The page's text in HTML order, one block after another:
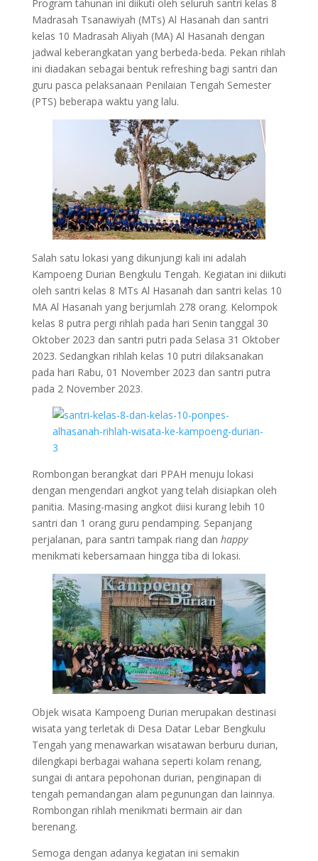
Program tahunan ini diikuti oleh seluruh santri kelas 8
Madrasah Tsanawiyah (MTs) Al Hasanah dan santri
kelas 10 Madrasah Aliyah (MA) Al Hasanah dengan
jadwal keberangkatan yang berbeda-beda. Pekan rihlah
ini diadakan sebagai bentuk refreshing bagi santri dan
guru pasca pelaksanaan Penilaian Tengah Semester
(PTS) beberapa waktu yang lalu.
Salah satu lokasi yang dikunjungi kali ini adalah
Kampoeng Durian Bengkulu Tengah. Kegiatan ini diikuti
oleh santri kelas 8 MTs Al Hasanah dan santri kelas 10
MA Al Hasanah yang berjumlah 278 orang. Kelompok
kelas 8 putra pergi rihlah pada hari Senin tanggal 30
Oktober 2023 dan santri putri pada Selasa 31 Oktober
2023. Sedangkan rihlah kelas 10 putri dilaksanakan
pada hari Rabu, 01 November 2023 dan santri putra
pada 2 November 2023.
Rombongan berangkat dari PPAH menuju lokasi
dengan mengendari angkot yang telah disiapkan oleh
panitia. Masing-masing angkot diisi kurang lebih 10
santri dan 1 orang guru pendamping. Sepanjang
perjalanan, para santri tampak riang dan happy
menikmati kebersamaan hingga tiba di lokasi.
Objek wisata Kampoeng Durian merupakan destinasi
wisata yang terletak di Desa Datar Lebar Bengkulu
Tengah yang menawarkan wisatawan berburu durian,
dilengkapi berbagai wahana seperti kolam renang,
sungai di antara pepohonan durian, penginapan di
tengah pemandangan alam pegunungan dan lainnya.
Rombongan rihlah menikmati bermain air dan
berenang.
Semoga dengan adanya kegiatan ini semakin